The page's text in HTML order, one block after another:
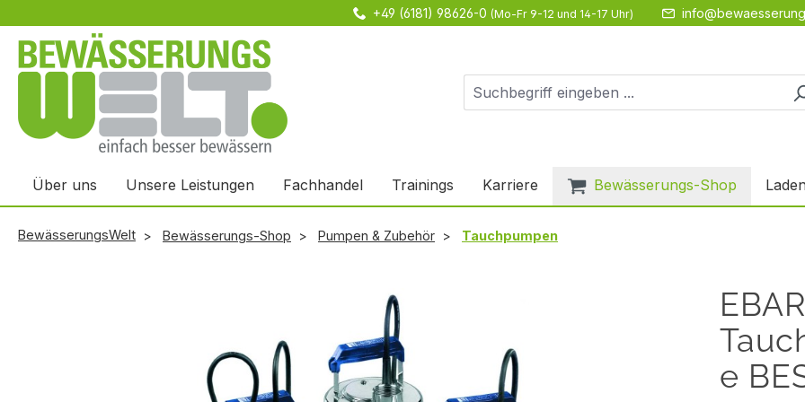
+49 (6181) 98626-0 (Mo-Fr 9-12 und 14-17 Uhr)
Über uns Unsere Leistungen Fachhandel Trainings Karriere Bewässerungs-Shop
BewässerungsWelt Bewässerungs-Shop Pumpen & Zubehör Tauchpumpen
e